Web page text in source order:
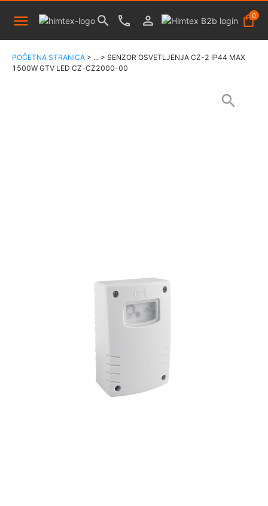
0
POČETNA STRANICA > ... > SENZOR OSVETLJENJA CZ-2 IP44 MAX
1500W GTV LED CZ-CZ2000-00